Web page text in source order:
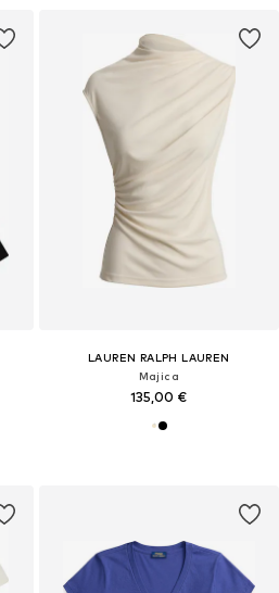
LAUREN RALPH LAUREN
Majica
135,00 €